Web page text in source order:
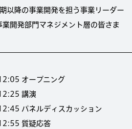
期以降の事業開発を担う事業リーダー
業開発部門マネジメント層の皆さま
オープニング
講演
パネルディスカッション
質疑応答